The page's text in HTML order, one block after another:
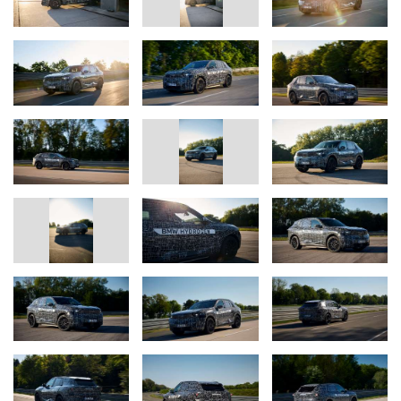
Οιευέλικτες δομές παραγωγήςκαι ηυψηλή τεχνογνωσία στην
ενσωμάτωσηεπιτρέπουντην αποτελεσματική εφαρμογή αυτής της
γκάμας τεχνολογιών κίνησης στη νέα σειρά BMW X5, όσον αφορά
την εξέλιξη, τον εφοδιασμό και την παραγωγή. Από το 2028, η
γκάμα μοντέλων της BMW θα περιλαμβάνει δύο τύπους πλήρως
ηλεκτρικών συστημάτων κίνησης – με μπαταρία και με κυψέλες
καυσίμου υδρογόνου – υπογραμμίζοντας τη συνεπή εφαρμογή της
στρατηγικής τεχνολογικής δεκτικότητας της μάρκας.
Η νέα BMW iX5 Hydrogen.
Μετά την επιτυχημένη δοκιμή του πιλοτικού στόλου σε παγκόσμιο
επίπεδο, η νέα BMW iX5 Hydrogen θα λανσαριστεί ως το πρώτο
υδρογονοκίνητο μοντέλο ευρείας παραγωγής της μάρκας. «Η νέα
BMW iX5 Hydrogen θα είναι μία αυθεντική BMW – πρωτοπόρος
στην κατηγορία της που προσφέρει την χαρακτηριστική οδηγική
απόλαυση BMW», δηλώνει οMichael Rath,
Αντιπρόεδρος
Υδρογονοκίνητων Οχημάτων τουBMW Group ».
Η τεχνολογία κίνησης βασίζεται στο σύστημα κυψελών καυσίμου